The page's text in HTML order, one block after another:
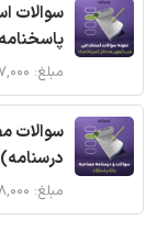
سوالات
مبلغ: ۱۸۷,۰۰۰ تومان
سوالات
درسنامه)
مبلغ: ۶۳۸,۰۰۰ تومان